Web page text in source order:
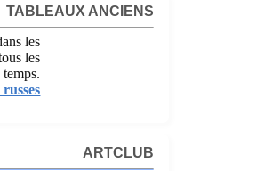
TABLEAUX ANCIENS
les
les
temps.
ARTCLUB